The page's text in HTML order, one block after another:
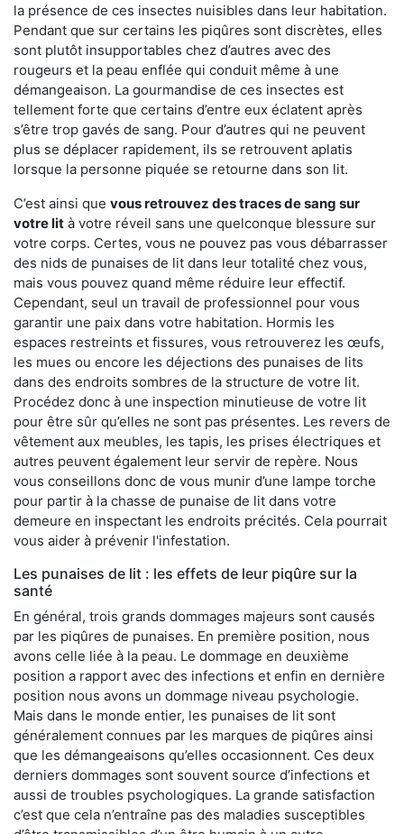
la présence de ces insectes nuisibles dans leur habitation.
Pendant que sur certains les piqûres sont discrètes, elles
sont plutôt insupportables chez d’autres avec des
rougeurs et la peau enflée qui conduit même à une
démangeaison. La gourmandise de ces insectes est
tellement forte que certains d’entre eux éclatent après
s’être trop gavés de sang. Pour d’autres qui ne peuvent
plus se déplacer rapidement, ils se retrouvent aplatis
lorsque la personne piquée se retourne dans son lit.
C’est ainsi que vous retrouvez des traces de sang sur
votre lit à votre réveil sans une quelconque blessure sur
votre corps. Certes, vous ne pouvez pas vous débarrasser
des nids de punaises de lit dans leur totalité chez vous,
mais vous pouvez quand même réduire leur effectif.
Cependant, seul un travail de professionnel pour vous
garantir une paix dans votre habitation. Hormis les
espaces restreints et fissures, vous retrouverez les œufs,
les mues ou encore les déjections des punaises de lits
dans des endroits sombres de la structure de votre lit.
Procédez donc à une inspection minutieuse de votre lit
pour être sûr qu’elles ne sont pas présentes. Les revers de
vêtement aux meubles, les tapis, les prises électriques et
autres peuvent également leur servir de repère. Nous
vous conseillons donc de vous munir d’une lampe torche
pour partir à la chasse de punaise de lit dans votre
demeure en inspectant les endroits précités. Cela pourrait
vous aider à prévenir l'infestation.
Les punaises de lit : les effets de leur piqûre sur la
santé
En général, trois grands dommages majeurs sont causés
par les piqûres de punaises. En première position, nous
avons celle liée à la peau. Le dommage en deuxième
position a rapport avec des infections et enfin en dernière
position nous avons un dommage niveau psychologie.
Mais dans le monde entier, les punaises de lit sont
généralement connues par les marques de piqûres ainsi
que les démangeaisons qu’elles occasionnent. Ces deux
derniers dommages sont souvent source d’infections et
aussi de troubles psychologiques. La grande satisfaction
c’est que cela n’entraîne pas des maladies susceptibles